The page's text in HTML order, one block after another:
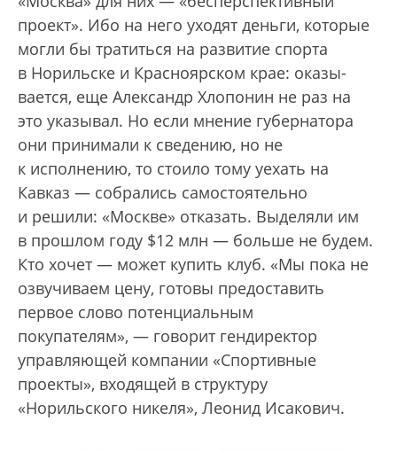
проект». Ибо на него уходят деньги, которые
могли бы тратиться на развитие спорта
в Норильске и Красноярском крае: оказы­
вается, еще Александр Хлопонин не раз на
это указывал. Но если мнение губернатора
они принимали к сведению, но не
к исполнению, то стоило тому уехать на
Кавказ — собрались самостоятельно
и решили: «Москве» отказать. Выделяли им
в прошлом году $12 млн — больше не будем.
Кто хочет — может купить клуб. «Мы пока не
озвучиваем цену, готовы предоставить
первое слово потенциальным
покупателям», — говорит гендиректор
управляющей компании «Спортивные
проекты», входящей в структуру
«Норильского никеля», Леонид Исакович.